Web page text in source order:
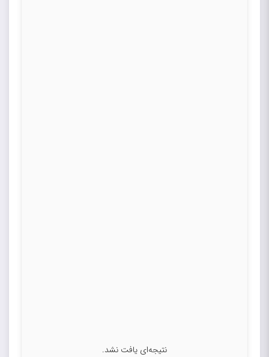
نتیجه‌ای یافت نشد.